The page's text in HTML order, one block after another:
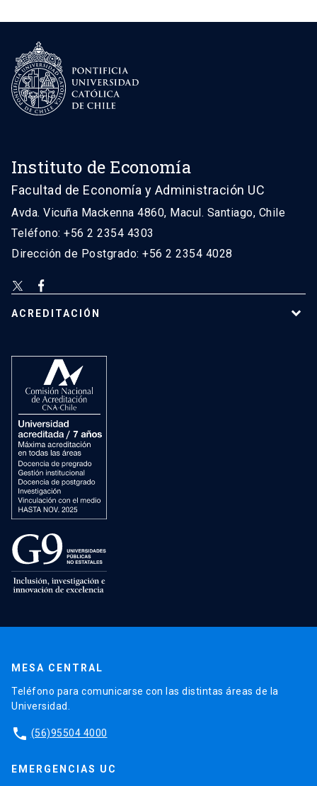
Instituto de Economía
Facultad de Economía y Administración UC
Avda. Vicuña Mackenna 4860, Macul. Santiago, Chile
Teléfono: +56 2 2354 4303
Dirección de Postgrado: +56 2 2354 4028
ACREDITACIÓN
MESA CENTRAL
Teléfono para comunicarse con las distintas áreas de la
Universidad.
phone (56)95504 4000
EMERGENCIAS UC